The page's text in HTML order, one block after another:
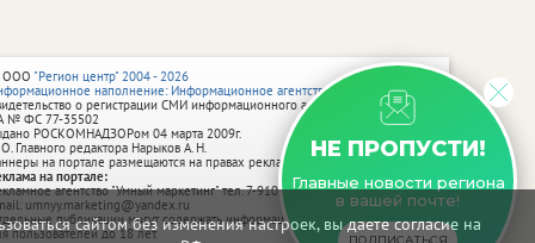
сайтом без изменения настроек, вы даете согласие на
НЕ ПРОПУСТИ!
Главные новости региона
в вашей почте!
"Регион центр" 2004 - 2026
наполнение: Информационное агентство vRossii.ru
о регистрации СМИ информационного агентства vRossii.ru
№ ФС 77‑35502
РОСКОМНАДЗОРом 04 марта 2009г.
Главного редактора Нарыков А. Н.
на портале размещаются на правах рекламы.
на портале:
агентство "Умный маркетинг" тел. 7-910-267-70-40,
umnyy.marketing@yandex.ru
публикации могут содержать информацию, не предназначенную
пользователей до 18 лет.